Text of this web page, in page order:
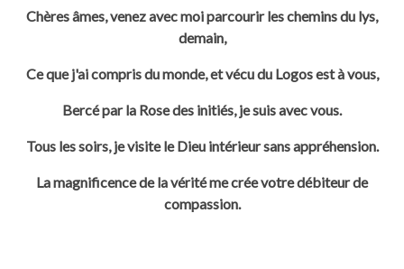
Chères âmes, venez avec moi parcourir les chemins du lys,
demain,
Ce que j'ai compris du monde, et vécu du Logos est à vous,
Bercé par la Rose des initiés, je suis avec vous.
Tous les soirs, je visite le Dieu intérieur sans appréhension.
La magnificence de la vérité me crée votre débiteur de
compassion.